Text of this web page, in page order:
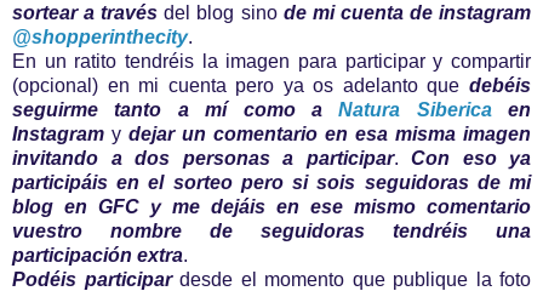
sortear a través del blog sino de mi cuenta de instagram
@shopperinthecity.
En un ratito tendréis la imagen para participar y compartir
(opcional) en mi cuenta pero ya os adelanto que debéis
seguirme tanto a mí como aNatura Sibericaen
Instagram y dejar un comentario en esa misma imagen
invitando a dos personas a participar. Con eso ya
participáis en el sorteo pero si sois seguidoras de mi
blog en GFC y me dejáis en ese mismo comentario
vuestro nombre de seguidoras tendréis una
participación extra.
Podéis participardesde el momento que publique la foto